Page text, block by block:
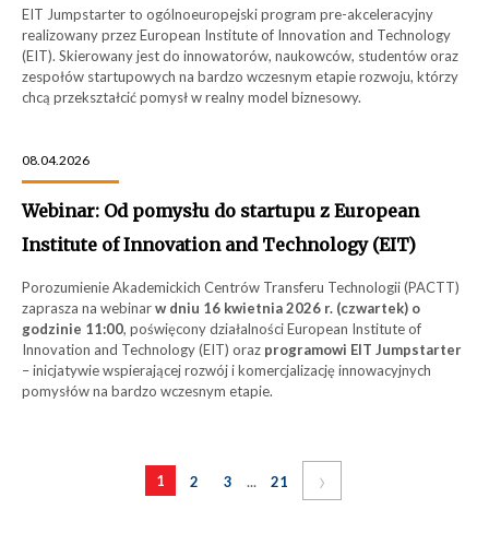
EIT Jumpstarter to ogólnoeuropejski program pre-akceleracyjny
realizowany przez European Institute of Innovation and Technology
(EIT). Skierowany jest do innowatorów, naukowców, studentów oraz
zespołów startupowych na bardzo wczesnym etapie rozwoju, którzy
chcą przekształcić pomysł w realny model biznesowy.
08.04.2026
Webinar: Od pomysłu do startupu z European
Institute of Innovation and Technology (EIT)
Porozumienie Akademickich Centrów Transferu Technologii (PACTT)
zaprasza na webinarw dniu 16 kwietnia 2026 r. (czwartek) o
godzinie 11:00, poświęcony działalności European Institute of
Innovation and Technology (EIT) oraz programowi EIT Jumpstarter
– inicjatywie wspierającej rozwój i komercjalizację innowacyjnych
pomysłów na bardzo wczesnym etapie.
1 2 3 ... 21 ›